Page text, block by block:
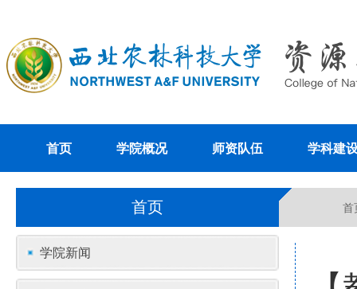
首页 学院概况 师资队伍 学科建
首页 首
学院新闻